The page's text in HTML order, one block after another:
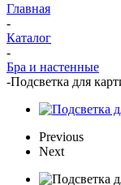
Главная
-
Каталог
-
Бра и настенные
-Подсветка для
Previous
Next